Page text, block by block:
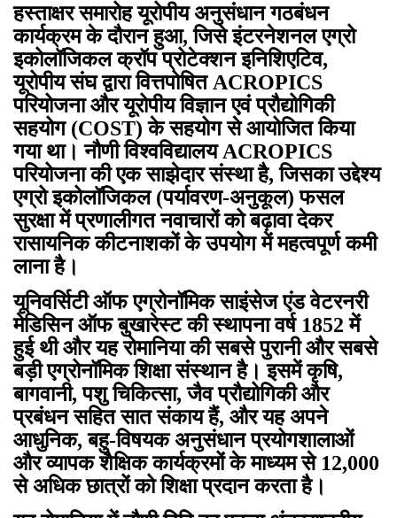
हस्ताक्षर समारोह यूरोपीय अनुसंधान गठबंधन
कार्यक्रम के दौरान हुआ, जिसे इंटरनेशनल एग्रो
इकोलॉजिकल क्रॉप प्रोटेक्शन इनिशिएटिव,
यूरोपीय संघ द्वारा वित्तपोषित ACROPICS
परियोजना और यूरोपीय विज्ञान एवं प्रौद्योगिकी
सहयोग (COST) के सहयोग से आयोजित किया
गया था। नौणी विश्वविद्यालय ACROPICS
परियोजना की एक साझेदार संस्था है, जिसका उद्देश्य
एग्रो इकोलॉजिकल (पर्यावरण-अनुकूल) फसल
सुरक्षा में प्रणालीगत नवाचारों को बढ़ावा देकर
रासायनिक कीटनाशकों के उपयोग में महत्वपूर्ण कमी
लाना है।
यूनिवर्सिटी ऑफ एग्रोनॉमिक साइंसेज एंड वेटरनरी
मेडिसिन ऑफ बुखारेस्ट की स्थापना वर्ष 1852 में
हुई थी और यह रोमानिया की सबसे पुरानी और सबसे
बड़ी एग्रोनॉमिक शिक्षा संस्थान है। इसमें कृषि,
बागवानी, पशु चिकित्सा, जैव प्रौद्योगिकी और
प्रबंधन सहित सात संकाय हैं, और यह अपने
आधुनिक, बहु-विषयक अनुसंधान प्रयोगशालाओं
और व्यापक शैक्षिक कार्यक्रमों के माध्यम से 12,000
से अधिक छात्रों को शिक्षा प्रदान करता है।